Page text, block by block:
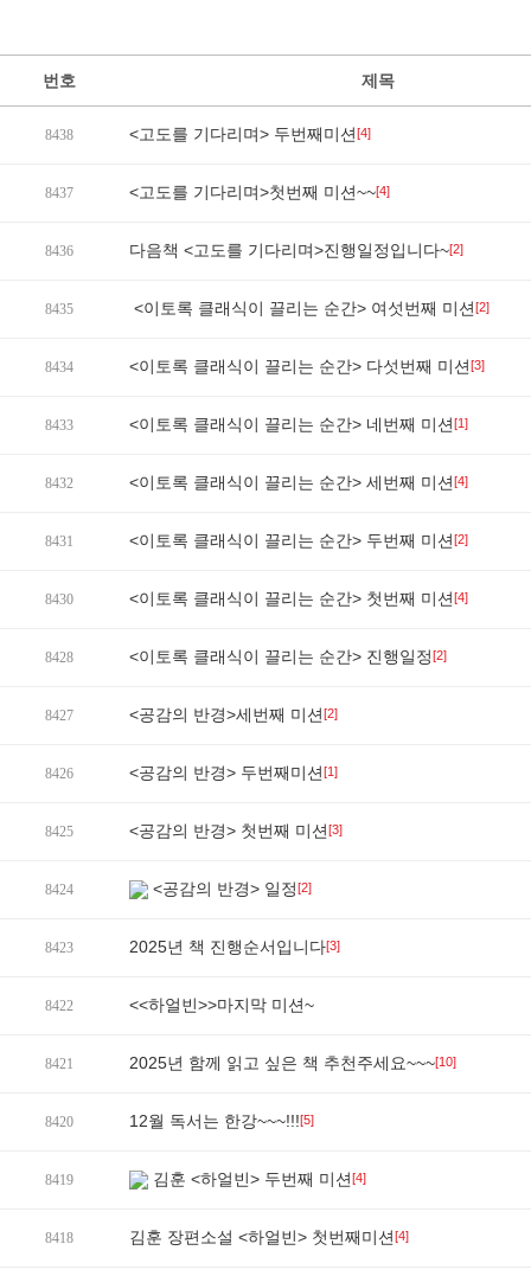
번호 제목
8438 <고도를 기다리며> 두번째미션[4]
8437 <고도를 기다리며>첫번째 미션~~[4]
8436 다음책 <고도를 기다리며>진행일정입니다~[2]
8435 <이토록 클래식이 끌리는 순간> 여섯번째 미션[2]
8434 <이토록 클래식이 끌리는 순간> 다섯번째 미션[3]
8433 <이토록 클래식이 끌리는 순간> 네번째 미션[1]
8432 <이토록 클래식이 끌리는 순간> 세번째 미션[4]
8431 <이토록 클래식이 끌리는 순간> 두번째 미션[2]
8430 <이토록 클래식이 끌리는 순간> 첫번째 미션[4]
8428 <이토록 클래식이 끌리는 순간> 진행일정[2]
8427 <공감의 반경>세번째 미션[2]
8426 <공감의 반경> 두번째미션[1]
8425 <공감의 반경> 첫번째 미션[3]
8424 <공감의 반경> 일정[2]
8423 2025년 책 진행순서입니다[3]
8422 <<하얼빈>>마지막 미션~
8421 2025년 함께 읽고 싶은 책 추천주세요~~~[10]
8420 12월 독서는 한강~~~!!![5]
8419 김훈 <하얼빈> 두번째 미션[4]
8418 김훈 장편소설 <하얼빈> 첫번째미션[4]